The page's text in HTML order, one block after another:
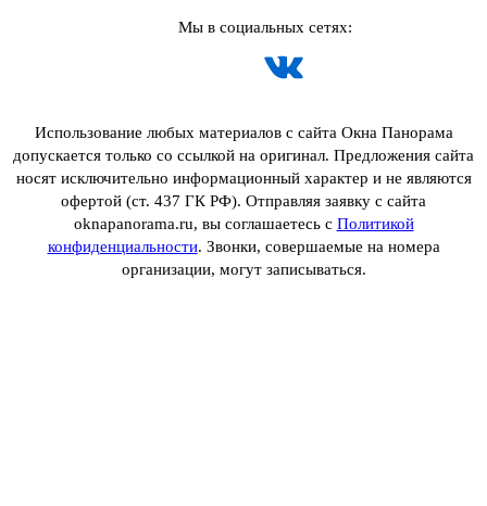
Мы в социальных сетях:
Использование любых материалов с сайта Окна Панорама
допускается только со ссылкой на оригинал. Предложения сайта
носят исключительно информационный характер и не являются
офертой (ст. 437 ГК РФ). Отправляя заявку с сайта
oknapanorama.ru, вы соглашаетесь с Политикой
конфиденциальности. Звонки, совершаемые на номера
организации, могут записываться.